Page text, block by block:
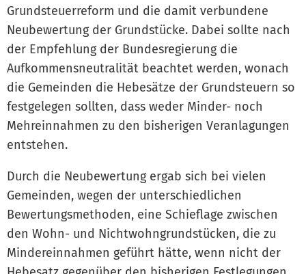
Grundsteuerreform und die damit verbundene
Neubewertung der Grundstücke. Dabei sollte nach
der Empfehlung der Bundesregierung die
Aufkommensneutralität beachtet werden, wonach
die Gemeinden die Hebesätze der Grundsteuern so
festgelegen sollten, dass weder Minder- noch
Mehreinnahmen zu den bisherigen Veranlagungen
entstehen.
Durch die Neubewertung ergab sich bei vielen
Gemeinden, wegen der unterschiedlichen
Bewertungsmethoden, eine Schieflage zwischen
den Wohn- und Nichtwohngrundstücken, die zu
Mindereinnahmen geführt hätte, wenn nicht der